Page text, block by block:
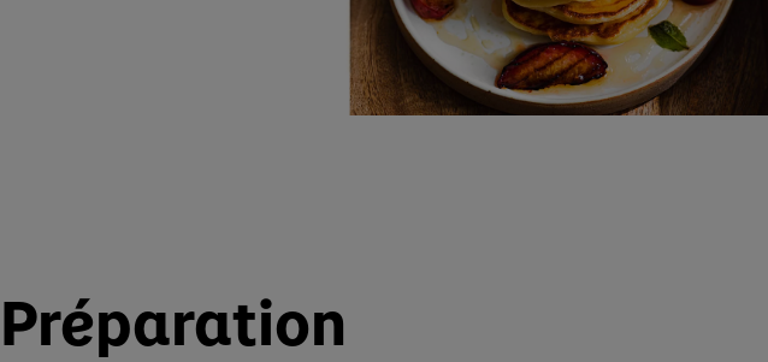
Préparation